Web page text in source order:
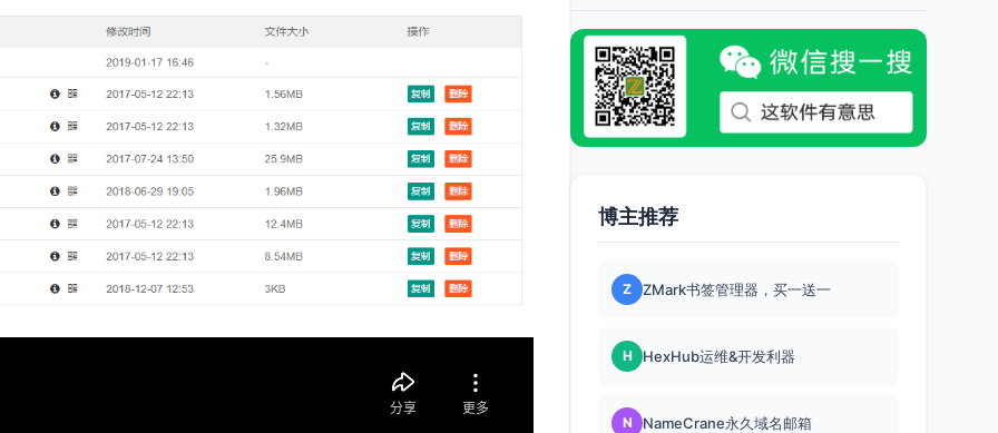
博主推荐
Z ZMark书签管理器，买一送一
H HexHub运维&开发利器
N NameCrane永久域名邮箱